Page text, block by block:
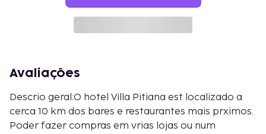
Avaliações
Descrio geral:O hotel Villa Pitiana est localizado a
cerca 10 km dos bares e restaurantes mais prximos.
Poder fazer compras em vrias lojas ou num